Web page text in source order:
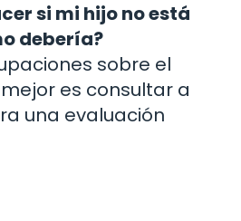
si mi hijo no está
debería?
sobre el
es consultar a
una evaluación